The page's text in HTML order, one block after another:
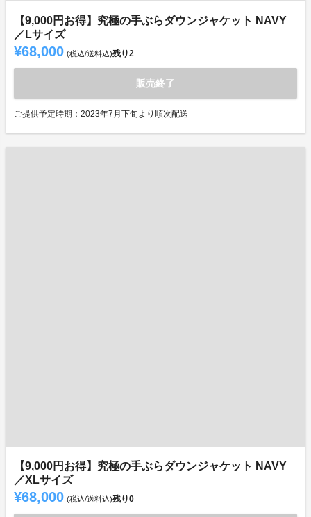
【9,000円お得】究極の手ぶらダウンジャケット NAVY
／Lサイズ
¥68,000 (税込/送料込)残り2
販売終了
ご提供予定時期：2023年7月下旬より順次配送
【9,000円お得】究極の手ぶらダウンジャケット NAVY
／XLサイズ
¥68,000 (税込/送料込)残り0